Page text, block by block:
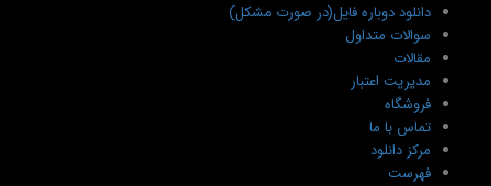
دانلود دوباره فایل(در صورت مشکل)
سوالات متداول
مقالات
مدیریت اعتبار
فروشگاه
تماس با ما
مرکز دانلود
فهرست